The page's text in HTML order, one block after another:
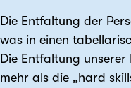
Die Entfaltung der
was in einen
Die Entfaltung
mehr als die „hard